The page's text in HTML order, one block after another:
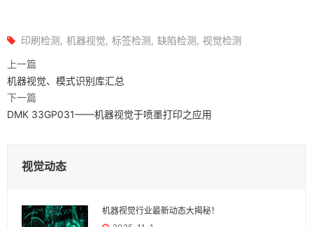
印刷检测 机器视觉 标签检测 缺陷检测
视觉检测
上一篇
机器视觉、模式识别库汇总
下一篇
DMK 33GP031——机器视觉于喷墨打印之应用
视觉动态
机器视觉行业最新动态大揭秘！